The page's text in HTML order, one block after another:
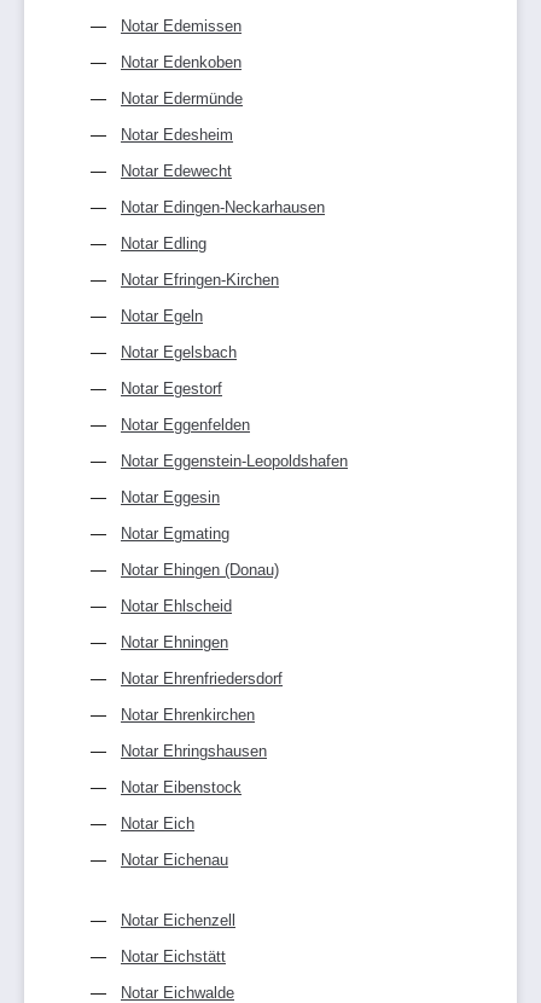
Notar Edemissen
Notar Edenkoben
Notar Edermünde
Notar Edesheim
Notar Edewecht
Notar Edingen-Neckarhausen
Notar Edling
Notar Efringen-Kirchen
Notar Egeln
Notar Egelsbach
Notar Egestorf
Notar Eggenfelden
Notar Eggenstein-Leopoldshafen
Notar Eggesin
Notar Egmating
Notar Ehingen (Donau)
Notar Ehlscheid
Notar Ehningen
Notar Ehrenfriedersdorf
Notar Ehrenkirchen
Notar Ehringshausen
Notar Eibenstock
Notar Eich
Notar Eichenau
Notar Eichenzell
Notar Eichstätt
Notar Eichwalde